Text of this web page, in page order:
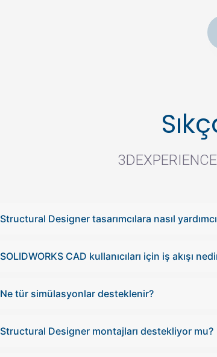
Structural Designer tasarımcılara nasıl
SOLIDWORKS CAD kullanıcıları için iş akışı
Ne tür simülasyonlar desteklenir?
Structural Designer montajları destekliyor mu?